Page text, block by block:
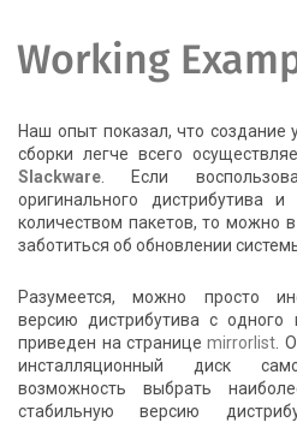
Working
Наш опыт показал, что создание
сборки легче всего
Slackware . Если
оригинального дистрибутива
количеством пакетов, то можно
заботиться об обновлении
Разумеется, можно просто
версию дистрибутива с одного
приведен на страницеmirrorlist .
инсталляционный диск
возможность выбрать
стабильную версию